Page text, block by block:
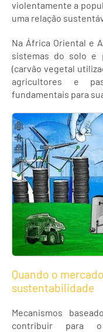
violentamente a
uma relação
Na África Oriental e
sistemas do solo e
(carvão vegetal
agricultores e
fundamentais para
Quando o
sustentabilidade
Mecanismos
contribuir para o